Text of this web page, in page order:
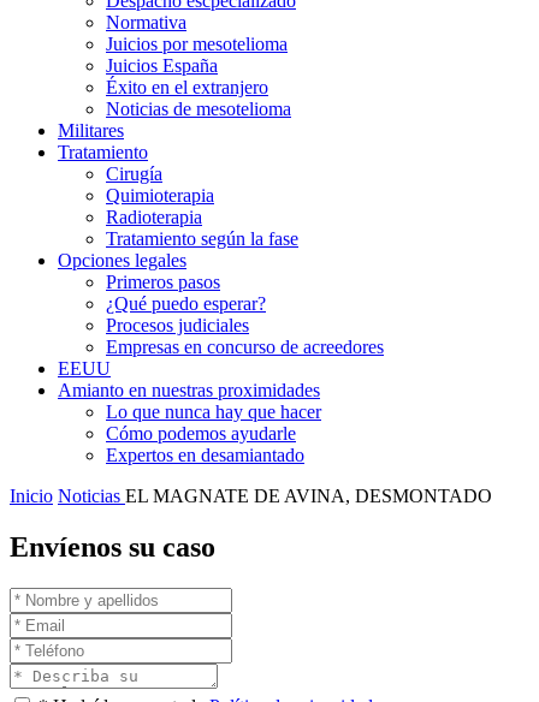
Normativa
Juicios por mesotelioma
Juicios España
Éxito en el extranjero
Noticias de mesotelioma
Militares
Tratamiento
Cirugía
Quimioterapia
Radioterapia
Tratamiento según la fase
Opciones legales
Primeros pasos
¿Qué puedo esperar?
Procesos judiciales
Empresas en concurso de acreedores
EEUU
Amianto en nuestras proximidades
Lo que nunca hay que hacer
Cómo podemos ayudarle
Expertos en desamiantado
Inicio Noticias EL MAGNATE DE AVINA, DESMONTADO
Envíenos su caso